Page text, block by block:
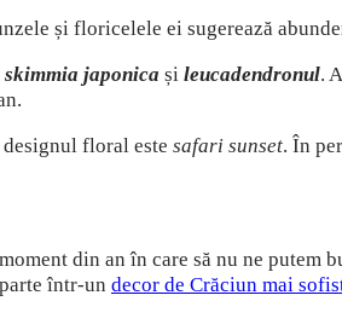
și floricelele ei sugerează
skimmia japonica și leucadendronul.
floral este safari sunset. În
din an în care să nu ne putem
într-un decor de Crăciun mai